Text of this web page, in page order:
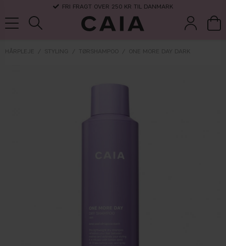
FRI FRAGT OVER 250 KR TIL DANMARK
HÅRPLEJE STYLING TØRSHAMPOO ONE MORE DAY DARK